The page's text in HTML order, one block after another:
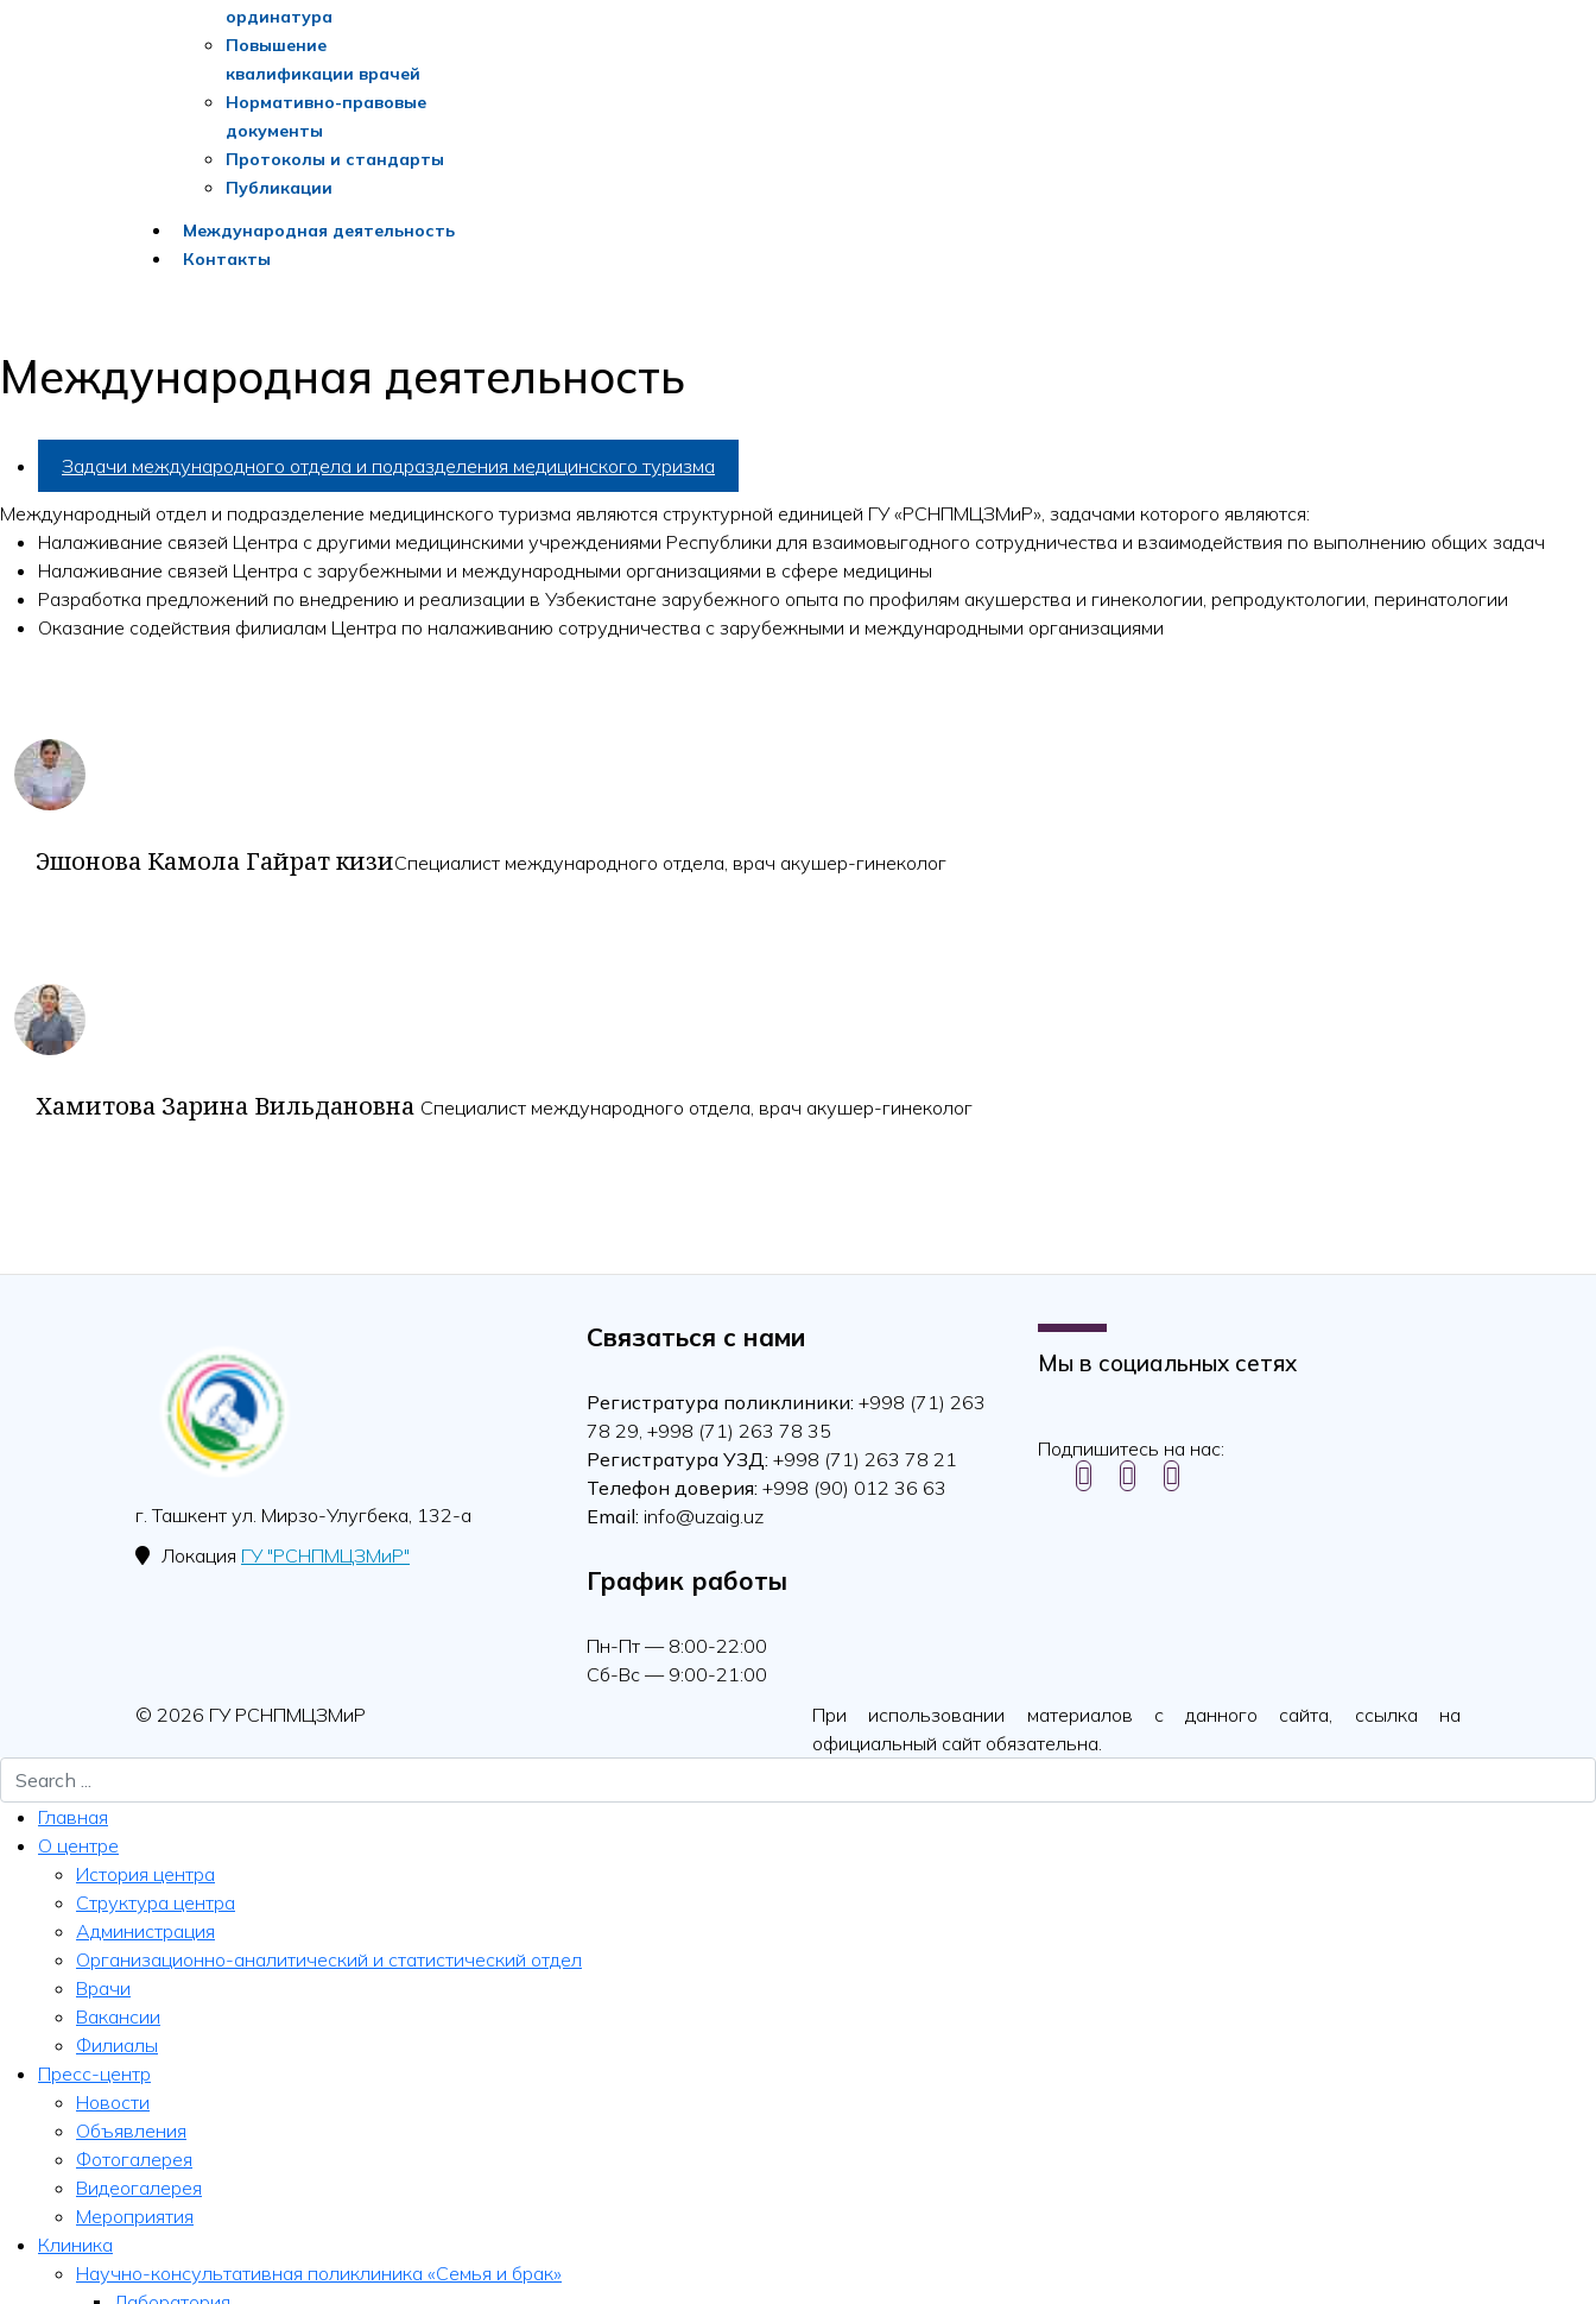
ординатура
Повышение
квалификации врачей
Нормативно-правовые
документы
Протоколы и стандарты
Публикации
Международная деятельность
Контакты
Международная деятельность
Задачи международного отдела и подразделения медицинского туризма
Международный отдел и подразделение медицинского туризма являются структурной единицей ГУ «РСНПМЦЗМиР», задачами которого являются:
Налаживание связей Центра с другими медицинскими учреждениями Республики для взаимовыгодного сотрудничества и взаимодействия по выполнению общих задач
Налаживание связей Центра с зарубежными и международными организациями в сфере медицины
Разработка предложений по внедрению и реализации в Узбекистане зарубежного опыта по профилям акушерства и гинекологии, репродуктологии, перинатологии
Оказание содействия филиалам Центра по налаживанию сотрудничества с зарубежными и международными организациями
Эшонова Камола Гайрат кизиСпециалист международного отдела, врач акушер-гинеколог
Хамитова Зарина Вильдановна Специалист международного отдела, врач акушер-гинеколог
г. Ташкент ул. Мирзо-Улугбека, 132-а
Локация ГУ "РСНПМЦЗМиР"
Связаться с нами
Регистратура поликлиники: +998 (71) 263
78 29, +998 (71) 263 78 35
Регистратура УЗД: +998 (71) 263 78 21
Телефон доверия: +998 (90) 012 36 63
Email: info@uzaig.uz
График работы
Пн-Пт — 8:00-22:00
Сб-Вс — 9:00-21:00
Мы в социальных сетях
Подпишитесь на нас:
© 2026 ГУ РСНПМЦЗМиР
При использовании материалов с данного сайта, ссылка на
официальный сайт обязательна.
Главная
О центре
История центра
Структура центра
Администрация
Организационно-аналитический и статистический отдел
Врачи
Вакансии
Филиалы
Пресс-центр
Новости
Объявления
Фотогалерея
Видеогалерея
Мероприятия
Клиника
Научно-консультативная поликлиника «Семья и брак»